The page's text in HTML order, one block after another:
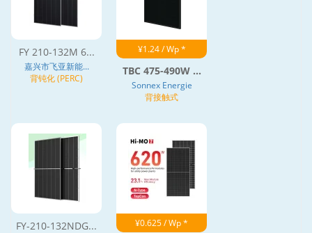
FY 210-132M 6...
嘉兴市飞亚新能...
背钝化 (PERC)
¥1.24 / Wp *
TBC 475-490W ...
Sonnex Energie
背接触式
FY-210-132NDG... ¥0.625 / Wp *